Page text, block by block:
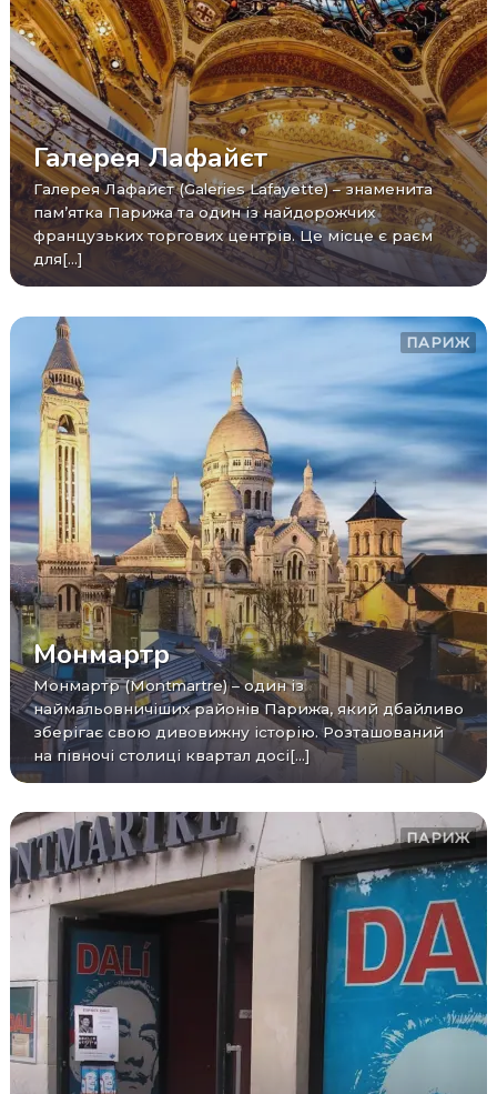
Галерея Лафайєт
Галерея Лафайєт (Galeries Lafayette) – знаменита
пам’ятка Парижа та один із найдорожчих
французьких торгових центрів. Це місце є раєм
для[...]
ПАРИЖ
Монмартр
Монмартр (Montmartre) – один із
наймальовничіших районів Парижа, який дбайливо
зберігає свою дивовижну історію. Розташований
на півночі столиці квартал досі[...]
ПАРИЖ